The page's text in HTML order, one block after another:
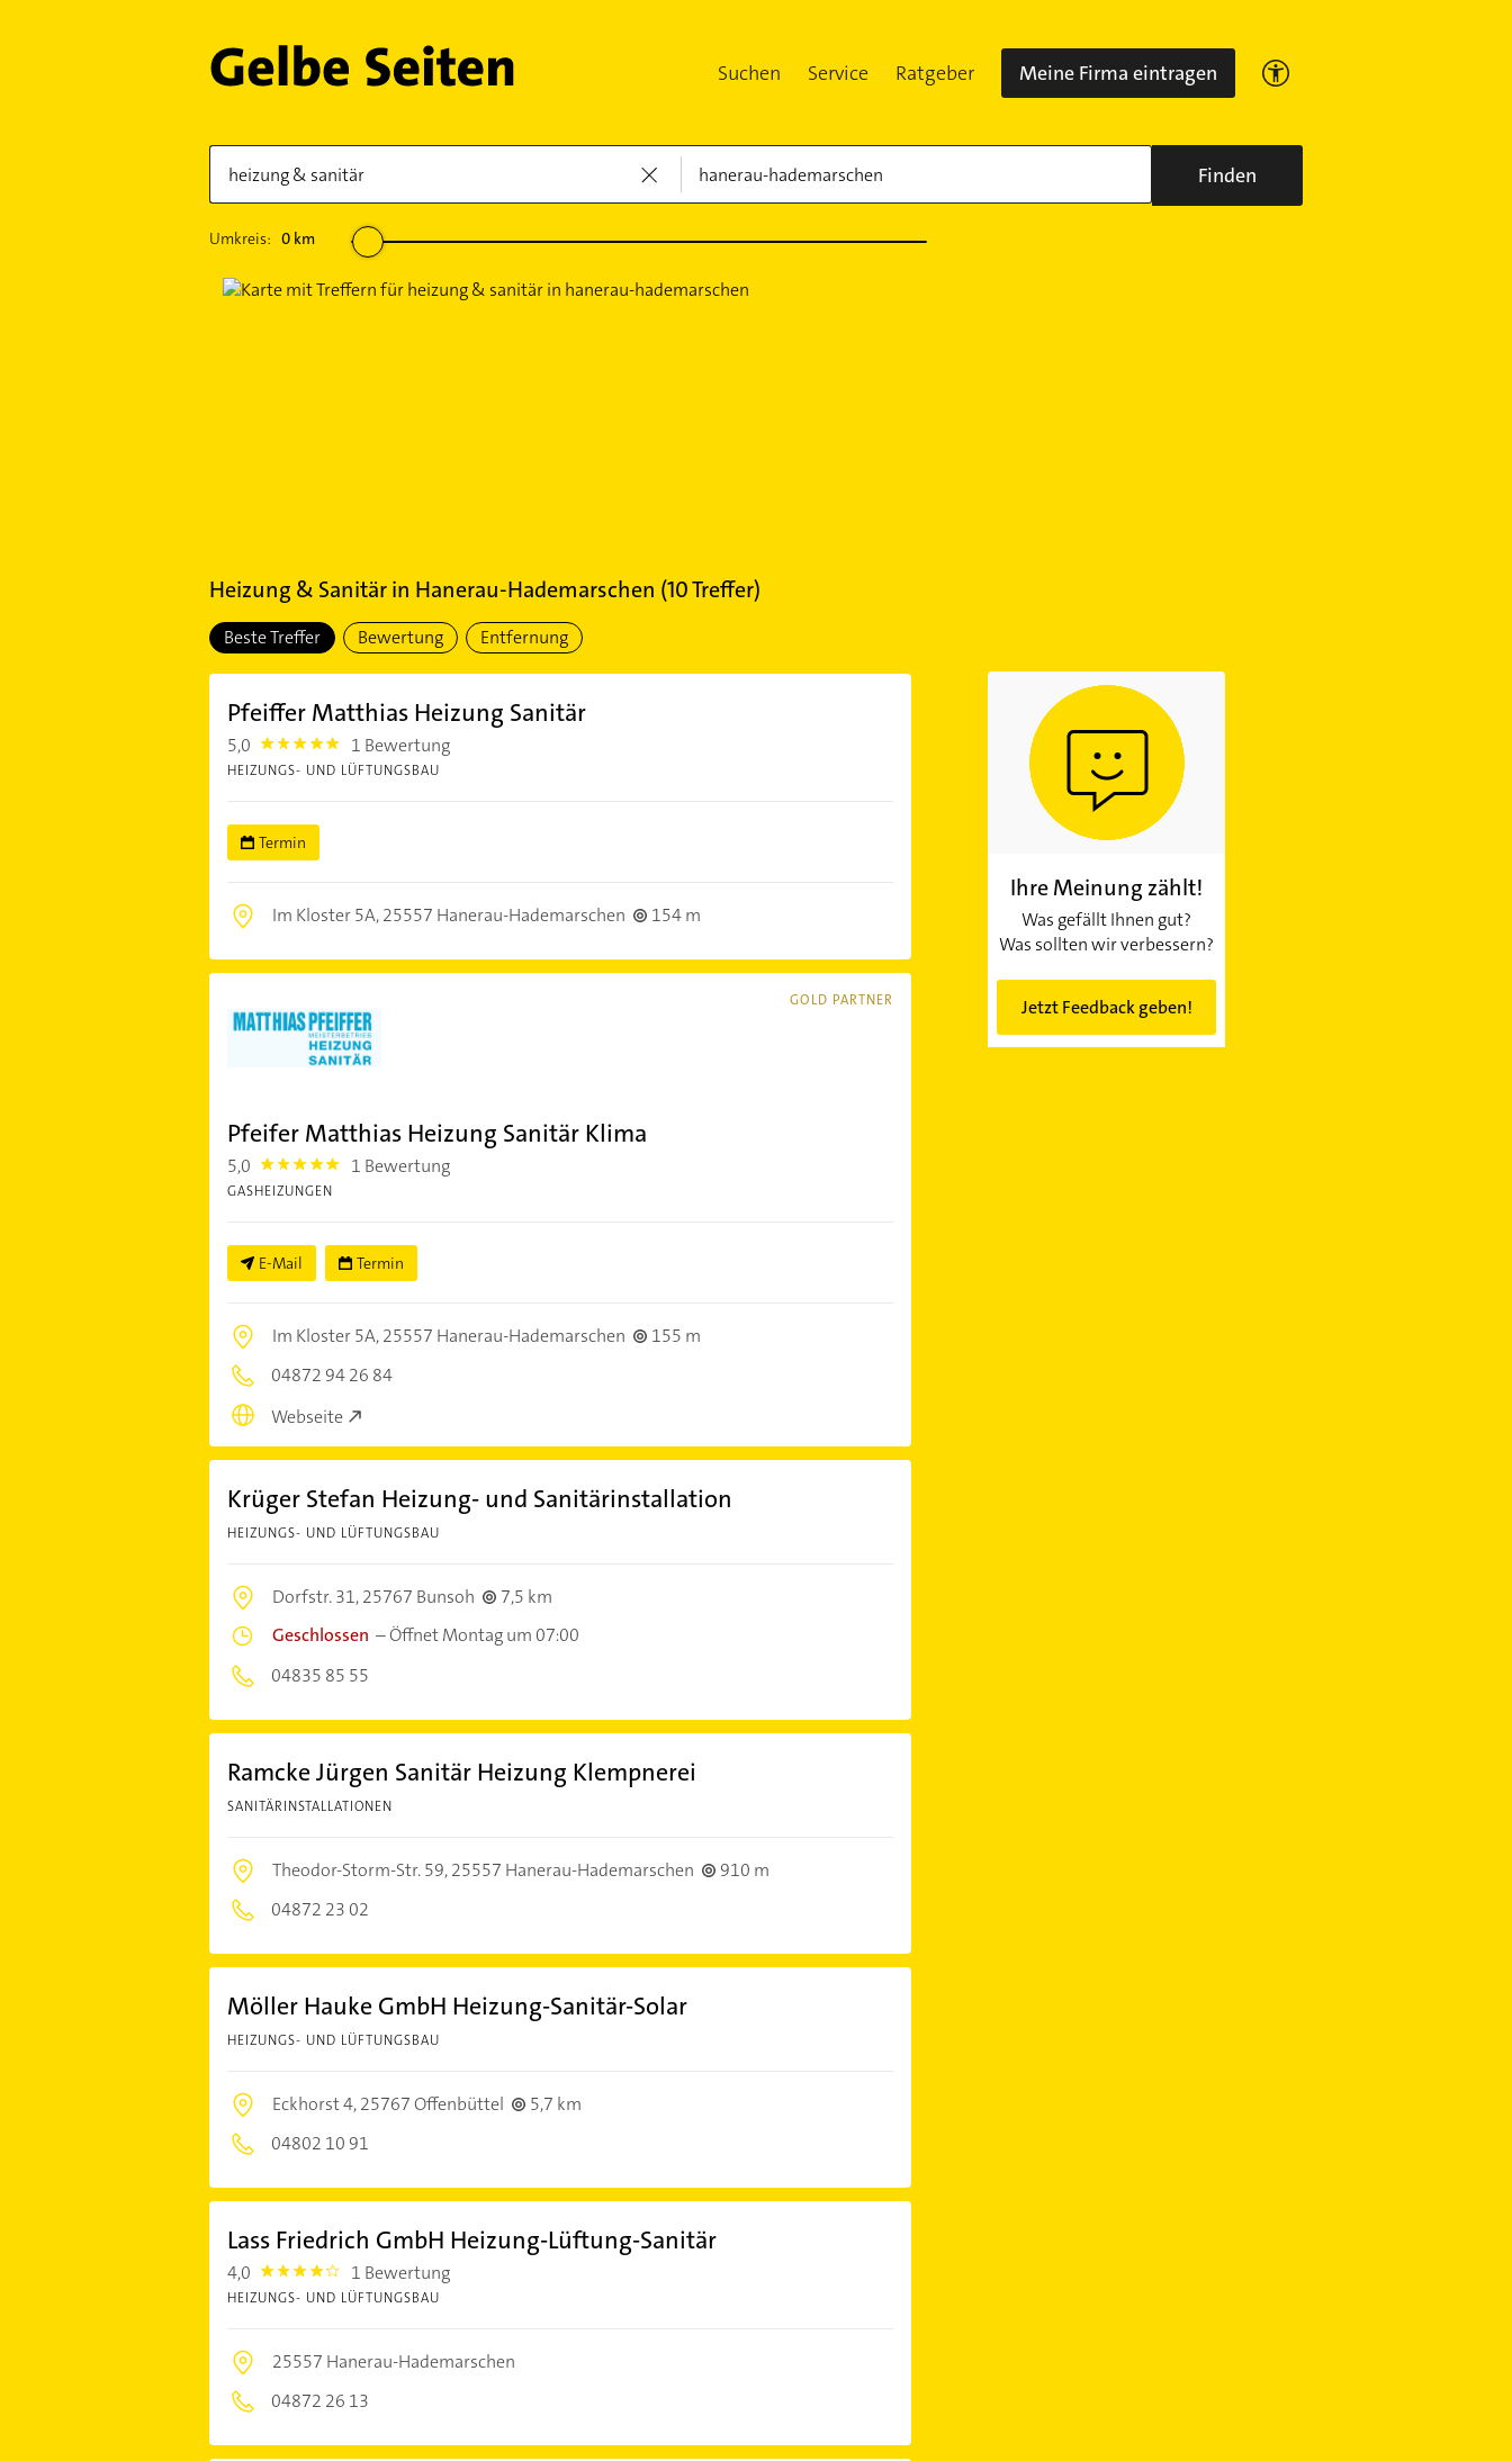
Suchen Service Ratgeber Meine Firma eintragen
Finden
Umkreis: 0km
Heizung & Sanitärin Hanerau-Hademarschen (10Treffer)
Beste Treffer Bewertung Entfernung
Pfeiffer Matthias Heizung Sanitär
5,0 5.0 1 Bewertung
HEIZUNGS- UND LÜFTUNGSBAU
Termin
Im Kloster 5A,25557 Hanerau-Hademarschen 154 m
GOLD PARTNER
Pfeifer Matthias Heizung Sanitär Klima
5,0 5.0 1 Bewertung
GASHEIZUNGEN
E-Mail Termin
Im Kloster 5A,25557 Hanerau-Hademarschen
155 m
04872 94 26 84
Webseite
Krüger Stefan Heizung- und Sanitärinstallation
HEIZUNGS- UND LÜFTUNGSBAU
Dorfstr. 31,25767 Bunsoh
7,5 km
Geschlossen –Öffnet Montag um 07:00
04835 85 55
Ramcke Jürgen Sanitär Heizung Klempnerei
SANITÄRINSTALLATIONEN
Theodor-Storm-Str. 59,25557 Hanerau-Hademarschen
910 m
04872 23 02
Möller Hauke GmbH Heizung-Sanitär-Solar
HEIZUNGS- UND LÜFTUNGSBAU
Eckhorst 4,25767 Offenbüttel
5,7 km
04802 10 91
Lass Friedrich GmbH Heizung-Lüftung-Sanitär
4,0 4.0 1 Bewertung
HEIZUNGS- UND LÜFTUNGSBAU
25557 Hanerau-Hademarschen
04872 26 13
Ihre Meinung zählt!
Was gefällt Ihnen gut?
Was sollten wir verbessern?
Jetzt Feedback geben!